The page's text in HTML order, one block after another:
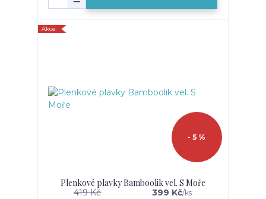
Akce
- 5 %
Plenkové plavky Bamboolik vel. S Moře
419 Kč 399 Kč/ks